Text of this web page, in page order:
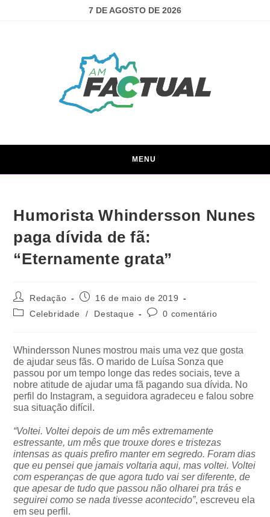
7 DE AGOSTO DE 2026
MENU
Humorista Whindersson Nunes
paga dívida de fã:
“Eternamente grata”
Redação
16 de maio de 2019
Celebridade
/ Destaque 0 comentário
Whindersson Nunes mostrou mais uma vez que gosta
de ajudar seus fãs. O marido de Luísa Sonza que
passou por um tempo longe das redes sociais, teve a
nobre atitude de ajudar uma fã pagando sua dívida. No
perfil do Instagram, a seguidora agradeceu e falou sobre
sua situação difícil.
“Voltei. Voltei depois de um mês extremamente
estressante, um mês que trouxe dores e tristezas
intensas as quais prefiro manter em segredo. Foram dias
que eu pensei que jamais voltaria aqui, mas voltei. Voltei
com esperanças de que agora tudo vai ser diferente, de
que apesar de tudo que passou não olharei pra trás e
seguirei como se nada tivesse acontecido”, escreveu ela
em seu perfil.